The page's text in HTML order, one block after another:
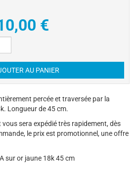
€
percée et traversée par la
Longueur de 45 cm.
sera expédié très rapidement, dès
le prix est promotionnel, une offre
sur or jaune 18k 45 cm